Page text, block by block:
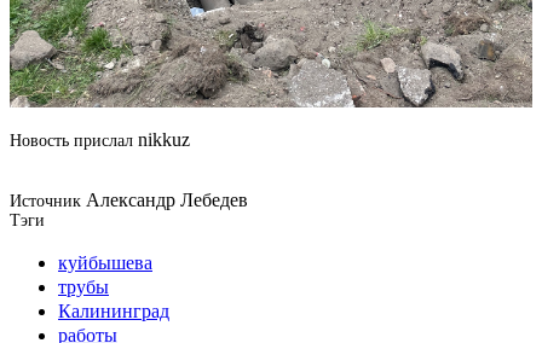
Новость прислал nikkuz
Источник Александр Лебедев
Тэги
куйбышева
трубы
Калининград
работы